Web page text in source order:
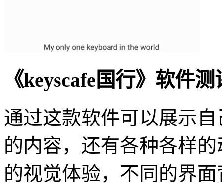
《keyscafe国行》软件
通过这款软件可以展示
的内容，还有各种各样
的视觉体验，不同的界